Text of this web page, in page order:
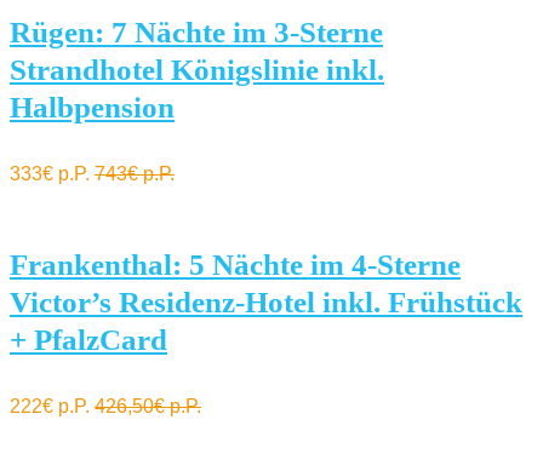
Rügen: 7 Nächte im 3-Sterne
Strandhotel Königslinie inkl.
Halbpension
333€ p.P. 743€ p.P.
Frankenthal: 5 Nächte im 4-Sterne
Victor’s Residenz-Hotel inkl. Frühstück
+ PfalzCard
222€ p.P. 426,50€ p.P.